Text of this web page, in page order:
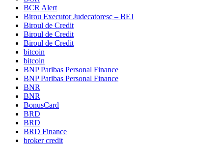
BCR Alert
Birou Executor Judecatoresc – BEJ
Biroul de Credit
Biroul de Credit
Biroul de Credit
bitcoin
bitcoin
BNP Paribas Personal Finance
BNP Paribas Personal Finance
BNR
BNR
BonusCard
BRD
BRD
BRD Finance
broker credit